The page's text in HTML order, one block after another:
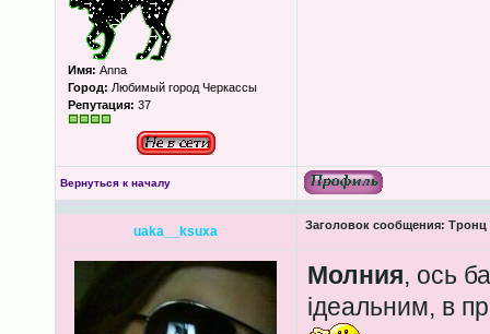
Имя: Anna
Город: Любимый город Черкассы
Репутация: 37
Вернуться к началу
uaka__ksuxa Заголовок сообщения: Тронц
Молния, ось
ідеальним, в